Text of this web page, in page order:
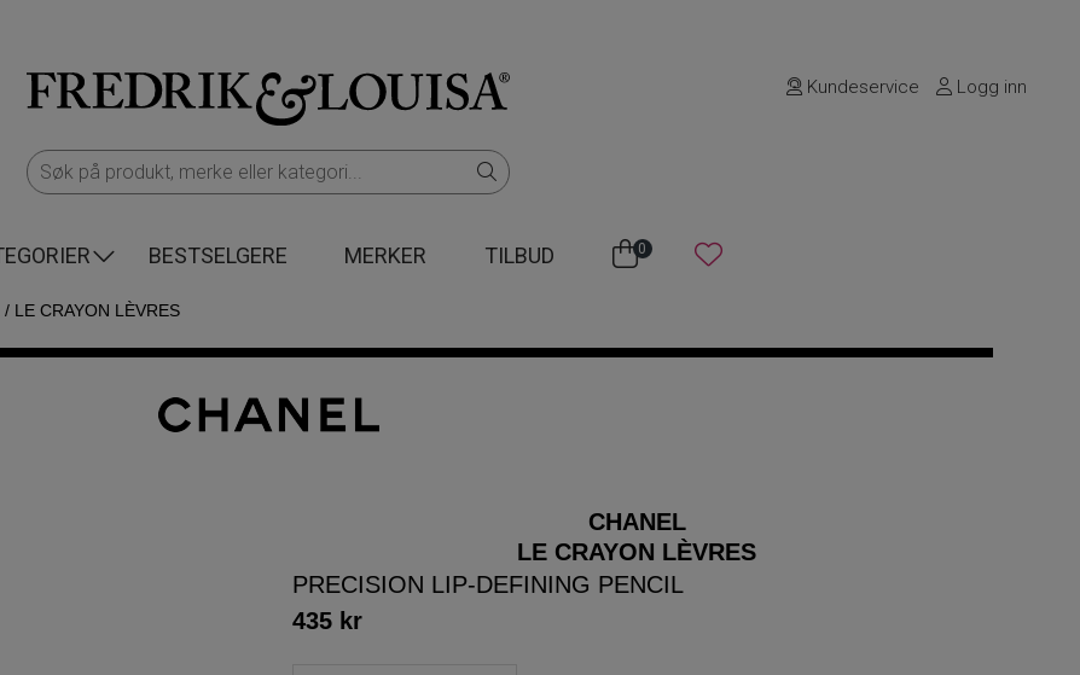
Kundeservice Logg inn
BESTSELGERE MERKER TILBUD 0
/ LE CRAYON LÈVRES
CHANEL
LE CRAYON LÈVRES
PRECISION LIP-DEFINING PENCIL
435 kr